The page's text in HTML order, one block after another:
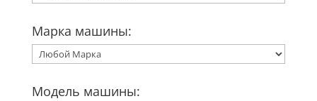
Марка машины:
Модель машины: